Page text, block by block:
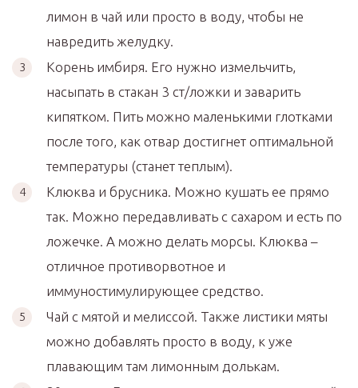
лимон в чай или просто в воду, чтобы не
навредить желудку.
Корень имбиря. Его нужно измельчить,
насыпать в стакан 3 ст/ложки и заварить
кипятком. Пить можно маленькими глотками
после того, как отвар достигнет оптимальной
температуры (станет теплым).
Клюква и брусника. Можно кушать ее прямо
так. Можно передавливать с сахаром и есть по
ложечке. А можно делать морсы. Клюква –
отличное противорвотное и
иммуностимулирующее средство.
Чай с мятой и мелиссой. Также листики мяты
можно добавлять просто в воду, к уже
плавающим там лимонным долькам.